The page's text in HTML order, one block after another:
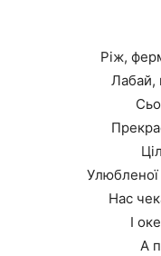
Ріж,
Лабай,
Нас
І
А